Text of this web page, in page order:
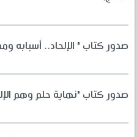
صدور كتاب " الإلحاد.. أسبابه
صدور كتاب "نهاية حلم وهم